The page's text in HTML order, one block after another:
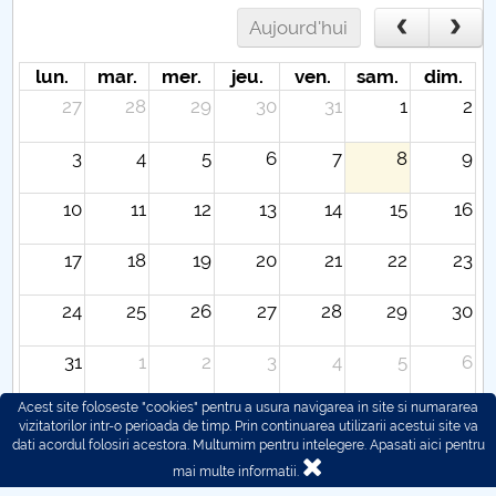
Aujourd'hui
lun. mar. mer. jeu. ven. sam.
dim.
27
28 29 30 31 1 2
3 4 5 6 7 8 9
10 11 12 13 14 15 16
17 18 19 20 21 22 23
24 25 26 27 28 29 30
31 1 2 3 4 5 6
Acest site foloseste "cookies" pentru a usura navigarea in site si numararea
vizitatorilor intr-o perioada de timp. Prin continuarea utilizarii acestui site va
dati acordul folosiri acestora. Multumim pentru intelegere. Apasati aici pentru
mai multe informatii.